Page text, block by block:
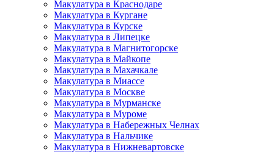
Макулатура в Краснодаре
Макулатура в Кургане
Макулатура в Курске
Макулатура в Липецке
Макулатура в Магнитогорске
Макулатура в Майкопе
Макулатура в Махачкале
Макулатура в Миассе
Макулатура в Москве
Макулатура в Мурманске
Макулатура в Муроме
Макулатура в Набережных Челнах
Макулатура в Нальчике
Макулатура в Нижневартовске